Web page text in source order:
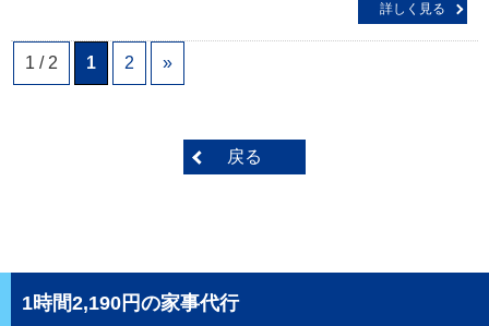
詳しく見る
1 / 2 1 2 »
戻る
1時間2,190円の家事代行